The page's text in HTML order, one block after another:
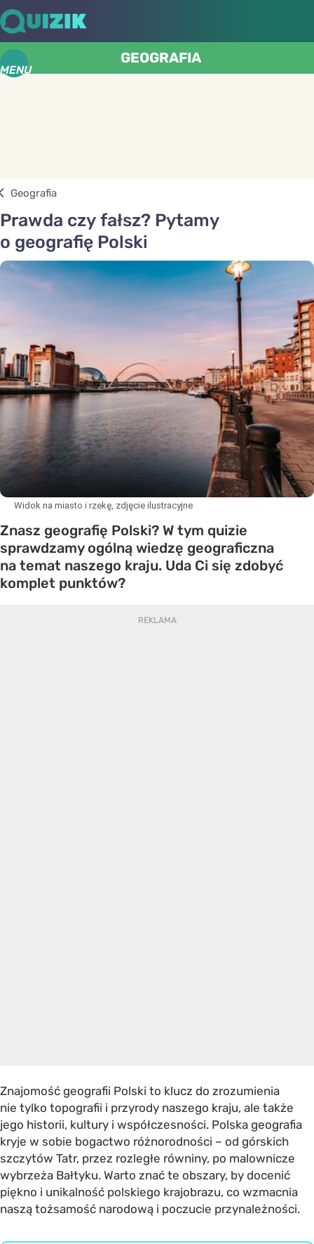
MENU
GEOGRAFIA
Geografia
Prawda czy fałsz? Pytamy
o geografię Polski
Widok na miasto i rzekę, zdjęcie ilustracyjne
Znasz geografię Polski? W tym quizie
sprawdzamy ogólną wiedzę geograficzna
na temat naszego kraju. Uda Ci się zdobyć
komplet punktów?
Znajomość geografii Polski to klucz do zrozumienia
nie tylko topografii i przyrody naszego kraju, ale także
jego historii, kultury i współczesności. Polska geografia
kryje w sobie bogactwo różnorodności – od górskich
szczytów Tatr, przez rozległe równiny, po malownicze
wybrzeża Bałtyku. Warto znać te obszary, by docenić
piękno i unikalność polskiego krajobrazu, co wzmacnia
naszą tożsamość narodową i poczucie przynależności.